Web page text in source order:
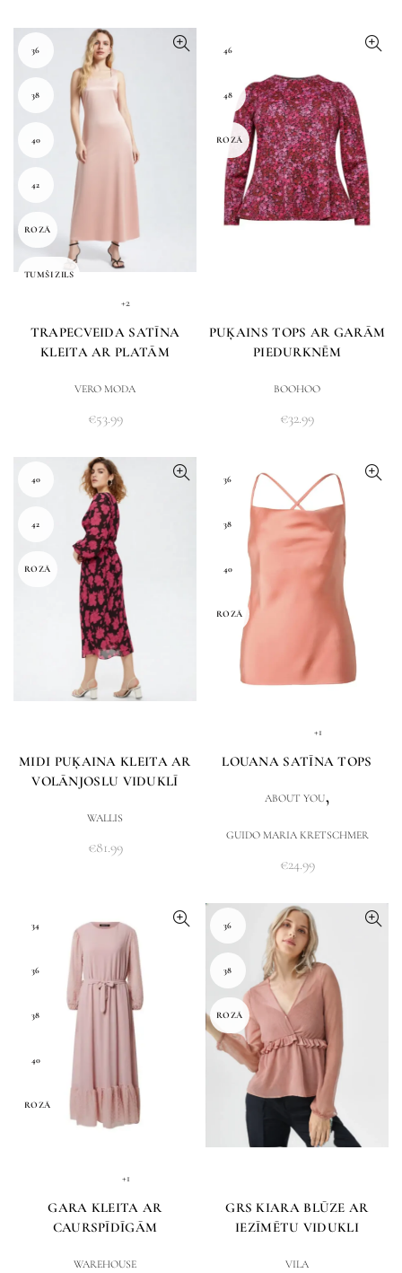
36
38
40
42
ROZĀ
TUMŠI ZILS
+2
TRAPECVEIDA SATĪNA
KLEITA AR PLATĀM
VERO MODA
€53.99
46
48
ROZĀ
PUĶAINS TOPS AR GARĀM
PIEDURKNĒM
BOOHOO
€32.99
40
42
ROZĀ
MIDI PUĶAINA KLEITA AR
VOLĀNJOSLU VIDUKLĪ
WALLIS
€81.99
36
38
40
ROZĀ
+1
LOUANA SATĪNA TOPS
ABOUT YOU,
GUIDO MARIA KRETSCHMER
€24.99
34
36
38
40
ROZĀ
+1
GARA KLEITA AR
CAURSPĪDĪGĀM
WAREHOUSE
36
38
ROZĀ
GRS KIARA BLŪZE AR
IEZĪMĒTU VIDUKLI
VILA